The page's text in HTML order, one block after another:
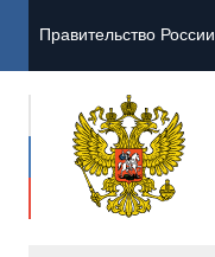
Правительство России